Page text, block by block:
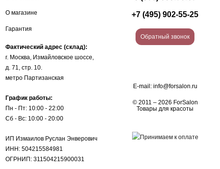
О магазине
Гарантия
Фактический адрес (склад):
г. Москва, Измайловское шоссе,
д. 71, стр. 10.
метро Партизанская
График работы:
Пн - Пт: 10:00 - 22:00
Сб - Вс: 10:00 - 20:00
ИП Измаилов Руслан Энверович
ИНН: 504215584981
ОГРНИП: 311504215900031
+7 (495) 902-55-25
Обратный звонок
E-mail: info@forsalon.ru
© 2011 – 2026 ForSalon
Товары для красоты